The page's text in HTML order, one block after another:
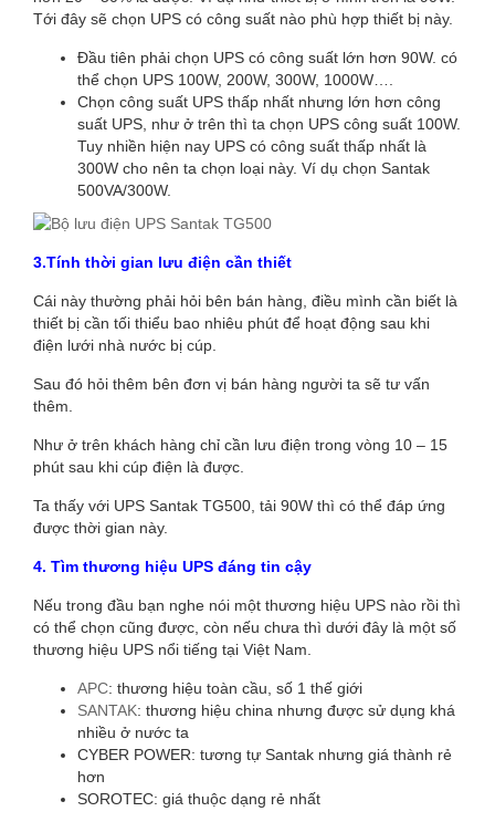
Tới đây sẽ chọn UPS có công suất nào phù hợp thiết bị này.
Đầu tiên phải chọn UPS có công suất lớn hơn 90W. có
thể chọn UPS 100W, 200W, 300W, 1000W….
Chọn công suất UPS thấp nhất nhưng lớn hơn công
suất UPS, như ở trên thì ta chọn UPS công suất 100W.
Tuy nhiền hiện nay UPS có công suất thấp nhất là
300W cho nên ta chọn loại này. Ví dụ chọn Santak
500VA/300W.
3.Tính thời gian lưu điện cần thiết
Cái này thường phải hỏi bên bán hàng, điều mình cần biết là
thiết bị cần tối thiểu bao nhiêu phút để hoạt động sau khi
điện lưới nhà nước bị cúp.
Sau đó hỏi thêm bên đơn vị bán hàng người ta sẽ tư vấn
thêm.
Như ở trên khách hàng chỉ cần lưu điện trong vòng 10 – 15
phút sau khi cúp điện là được.
Ta thấy với UPS Santak TG500, tải 90W thì có thể đáp ứng
được thời gian này.
4. Tìm thương hiệu UPS đáng tin cậy
Nếu trong đầu bạn nghe nói một thương hiệu UPS nào rồi thì
có thể chọn cũng được, còn nếu chưa thì dưới đây là một số
thương hiệu UPS nổi tiếng tại Việt Nam.
APC: thương hiệu toàn cầu, số 1 thế giới
SANTAK: thương hiệu china nhưng được sử dụng khá
nhiều ở nước ta
CYBER POWER: tương tự Santak nhưng giá thành rẻ
hơn
SOROTEC: giá thuộc dạng rẻ nhất